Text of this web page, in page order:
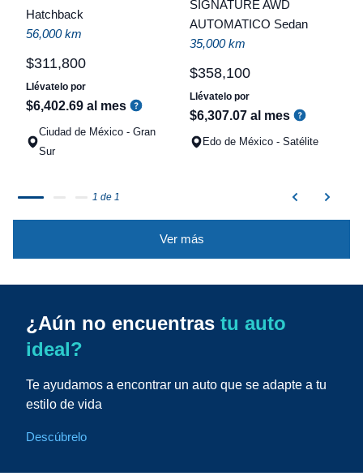
Hatchback
56,000 km
$311,800
Llévatelo por
$6,402.69 al mes
Ciudad de México - Gran
Sur
SIGNATURE AWD
AUTOMATICO Sedan
35,000 km
$358,100
Llévatelo por
$6,307.07 al mes
Edo de México - Satélite
1 de 1
Ver más
¿Aún no encuentras tu auto
ideal?
Te ayudamos a encontrar un auto que se adapte a tu
estilo de vida
Descúbrelo